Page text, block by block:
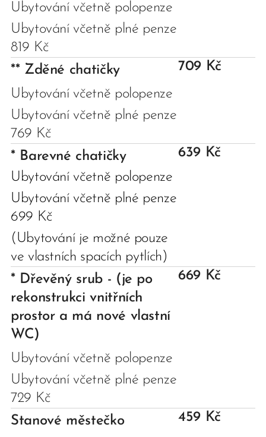
Ubytování včetně polopenze
Ubytování včetně plné penze
819 Kč
** Zděné chatičky
Ubytování včetně polopenze
Ubytování včetně plné penze
769 Kč
709 Kč
* Barevné chatičky
Ubytování včetně polopenze
Ubytování včetně plné penze
699 Kč
(Ubytování je možné pouze
ve vlastních spacích pytlích)
639 Kč
* Dřevěný srub - (je po
rekonstrukci vnitřních
prostor a má nové vlastní
WC)
Ubytování včetně polopenze
Ubytování včetně plné penze
729 Kč
669 Kč
Stanové městečko
459 Kč